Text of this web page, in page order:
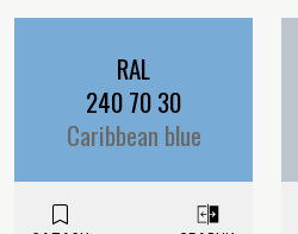
RAL
240 70 30
Caribbean blue